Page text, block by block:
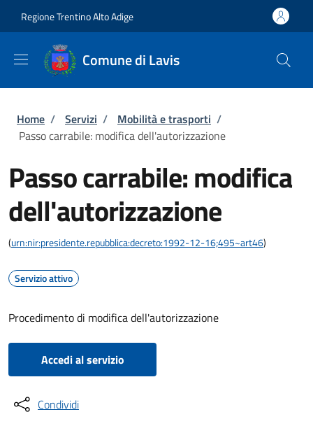
Regione Trentino Alto Adige
Comune di Lavis
Briciole di pane
Home / Servizi / Mobilità e trasporti /
Passo carrabile: modifica dell'autorizzazione
Passo carrabile: modifica
dell'autorizzazione
(urn:nir:presidente.repubblica:decreto:1992-12-16;495~art46)
Servizio attivo
Procedimento di modifica dell'autorizzazione
Accedi al servizio
Condividi